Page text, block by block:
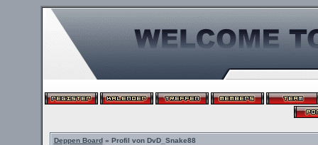
Deppen Board» Profil von DvD_Snake88